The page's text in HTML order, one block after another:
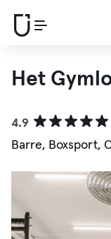
Het
4.9
Barre, Boxsport,